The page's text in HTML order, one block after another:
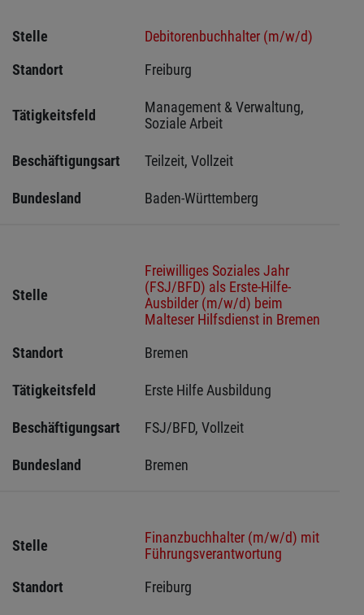
Stelle
Debitorenbuchhalter (m/w/d)
Standort
Freiburg
Tätigkeitsfeld
Management & Verwaltung,
Soziale Arbeit
Beschäftigungsart Teilzeit, Vollzeit
Bundesland Baden-Württemberg
Stelle
Freiwilliges Soziales Jahr
(FSJ/BFD) als Erste-Hilfe-
Ausbilder (m/w/d) beim
Malteser Hilfsdienst in Bremen
Standort
Bremen
Tätigkeitsfeld Erste Hilfe Ausbildung
Beschäftigungsart FSJ/BFD, Vollzeit
Bundesland Bremen
Stelle
Finanzbuchhalter (m/w/d) mit
Führungsverantwortung
Standort
Freiburg